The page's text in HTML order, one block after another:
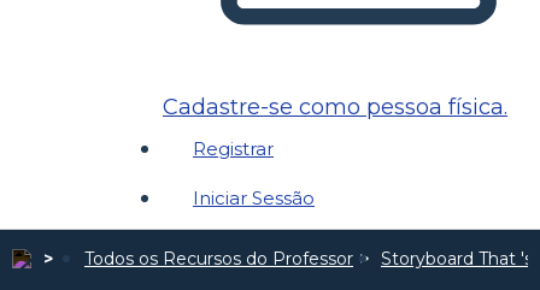
Cadastre-se como pessoa física.
Registrar
Iniciar Sessão
Todos os Recursos do Professor Storyboard That 's